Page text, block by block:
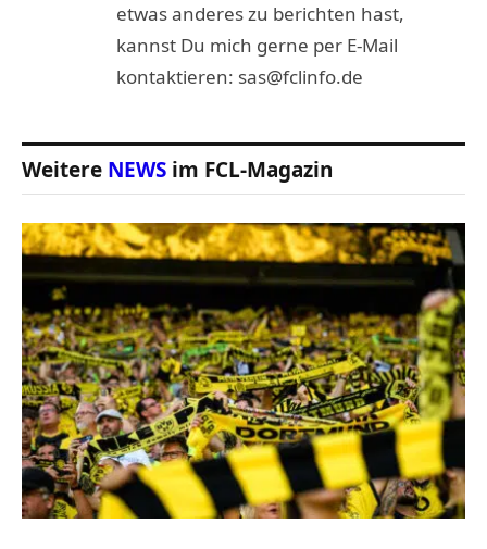
etwas anderes zu berichten hast,
kannst Du mich gerne per E-Mail
kontaktieren: sas@fclinfo.de
Weitere NEWS im FCL-Magazin